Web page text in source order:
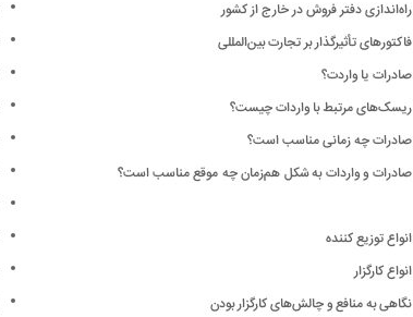
راه‌اندازی دفتر فروش در خارج از کشور
فاکتورهای تأثیرگذار بر تجارت بین‌المللی
صادرات یا واردت؟
ریسک‌های مرتبط با واردات چیست؟
صادرات چه زمانی مناسب است؟
صادرات و واردات به شکل هم‌زمان چه موقع مناسب است؟
انواع توزیع کننده
انواع کارگزار
نگاهی به منافع و چالش‌های کارگزار بودن